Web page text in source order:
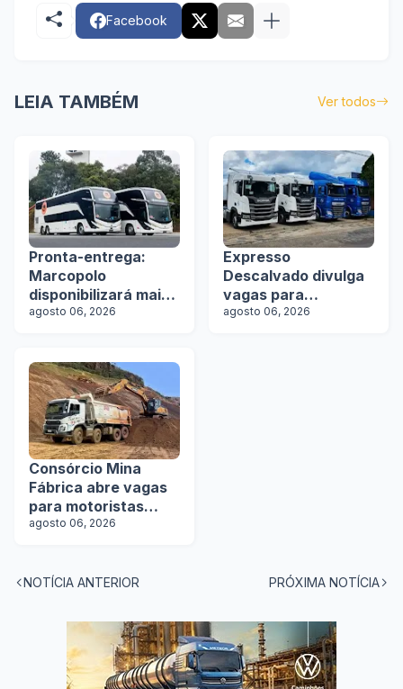
Facebook
LEIA TAMBÉM Ver todos
Pronta-entrega:
Marcopolo
disponibilizará mais
de 100 ônibus para
agosto 06, 2026
Expresso
Descalvado divulga
vagas para
motoristas
agosto 06, 2026
Consórcio Mina
Fábrica abre vagas
para motoristas
categoria D
agosto 06, 2026
NOTÍCIA ANTERIOR PRÓXIMA NOTÍCIA